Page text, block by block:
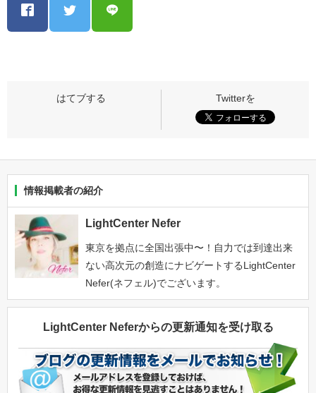
情報掲載者の紹介
LightCenter Nefer
東京を拠点に全国出張中〜！自力では到達出来
ない高次元の創造にナビゲートするLightCenter
Nefer(ネフェル)でございます。
LightCenter Neferからの更新通知を受け取る